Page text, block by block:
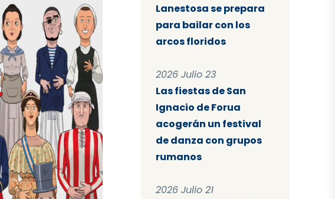
Lanestosa se prepara
para bailar con los
arcos floridos
2026 Julio 23
Las fiestas de San
Ignacio de Forua
acogerán un festival
de danza con grupos
rumanos
2026 Julio 21